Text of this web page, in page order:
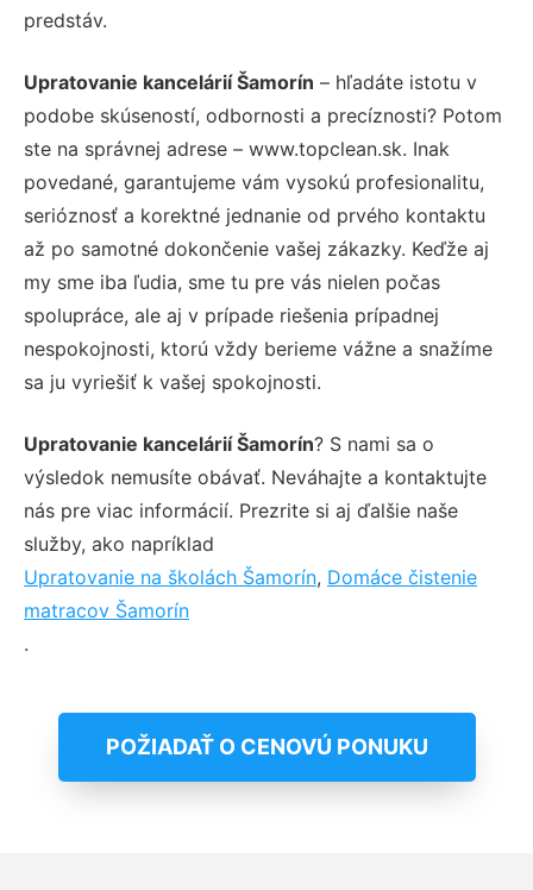
predstáv.
Upratovanie kancelárií Šamorín – hľadáte istotu v
podobe skúseností, odbornosti a precíznosti? Potom
ste na správnej adrese – www.topclean.sk. Inak
povedané, garantujeme vám vysokú profesionalitu,
serióznosť a korektné jednanie od prvého kontaktu
až po samotné dokončenie vašej zákazky. Keďže aj
my sme iba ľudia, sme tu pre vás nielen počas
spolupráce, ale aj v prípade riešenia prípadnej
nespokojnosti, ktorú vždy berieme vážne a snažíme
sa ju vyriešiť k vašej spokojnosti.
Upratovanie kancelárií Šamorín? S nami sa o
výsledok nemusíte obávať. Neváhajte a kontaktujte
nás pre viac informácií. Prezrite si aj ďalšie naše
služby, ako napríklad
Upratovanie na školách Šamorín, Domáce čistenie
matracov Šamorín
.
POŽIADAŤ O CENOVÚ PONUKU